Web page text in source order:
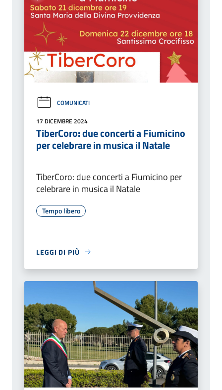
COMUNICATI
17 DICEMBRE 2024
TiberCoro: due concerti a Fiumicino
per celebrare in musica il Natale
TiberCoro: due concerti a Fiumicino per
celebrare in musica il Natale
Tempo libero
LEGGI DI PIÙ